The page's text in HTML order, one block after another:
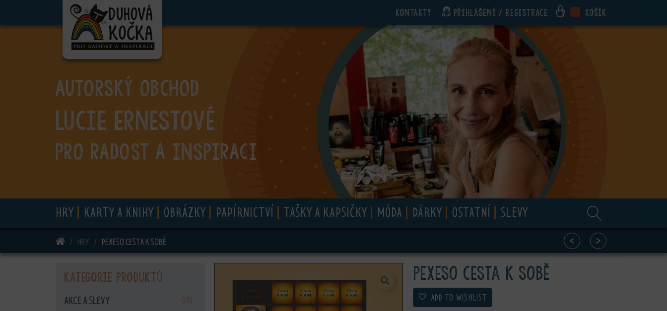
Kontakty Přihlášení / registrace Košík
AUTORSKÝ OBCHOD
Lucie Ernestové
PRO RADOST A INSPIRACI
HRY KARTY A KNIHY OBRÁZKY PAPÍRNICTVÍ TAŠKY A KAPSIČKY MÓDA DÁRKY OSTATNÍ SLEVY
DOMŮHRY PEXESO CESTA K SOBĚ < >
Kategorie produktů
AKCE A SLEVY (19)
Pexeso Cesta k sobě
ADD TO WISHLIST